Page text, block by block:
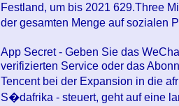
Festland, um bis 2021 629.Three
der gesamten Menge auf sozialen
App Secret - Geben Sie das
verifizierten Service oder das
Tencent bei der Expansion in die
S�dafrika - steuert, geht auf eine